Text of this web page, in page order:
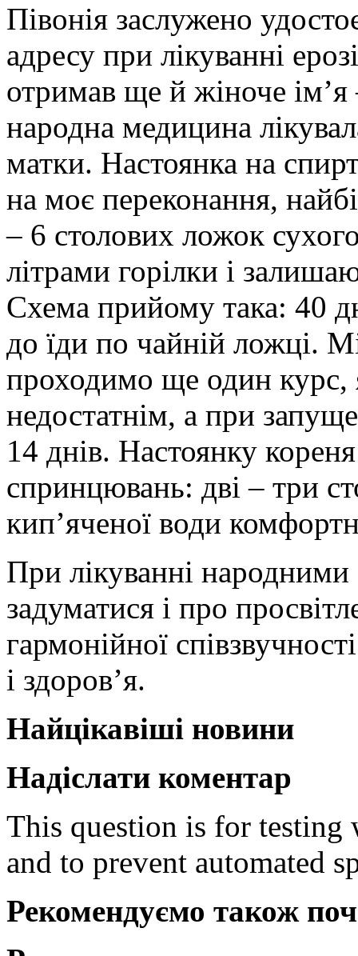
Півонія заслужено
адресу при лікуванні
отримав ще й жіноче
народна медицина
матки. Настоянка на
на моє переконання,
– 6 столових ложок
літрами горілки і
Схема прийому така: 40
до їди по чайній ложці.
проходимо ще один курс,
недостатнім, а при
14 днів. Настоянку
спринцювань: дві – три
кип’яченої води
При лікуванні
задуматися і про
гармонійної
і здоров’я.
Найцікавіші новини
Надіслати коментар
This question is for testing
and to prevent automated
Рекомендуємо також